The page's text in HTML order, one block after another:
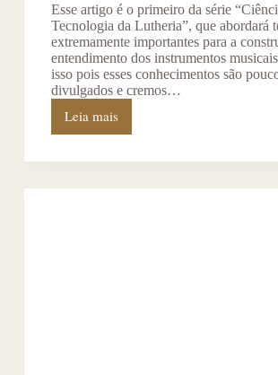
Esse artigo é o primeiro da série
Tecnologia da Lutheria”, que abordará
extremamente importantes para a
entendimento dos instrumentos
isso pois esses conhecimentos são
divulgados e cremos…
Leia mais